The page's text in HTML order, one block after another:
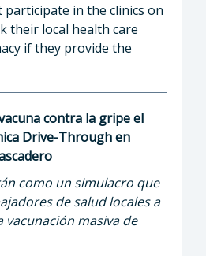
participate in the clinics on
their local health care
if they provide the
contra la gripe el
Drive-Through en
como un simulacro que
de salud locales a
masiva de